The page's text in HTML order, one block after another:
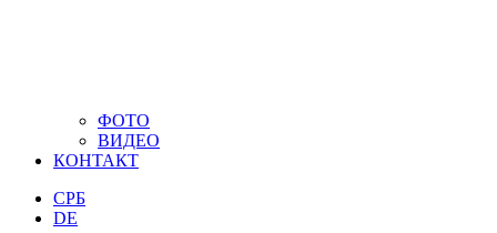
ФОТО
ВИДЕО
КОНТАКТ
СРБ
DE